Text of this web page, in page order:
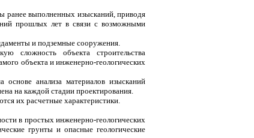
ранее выполненных изысканий, приводя
прошлых лет в связи с возможными
и подземные сооружения.
сложность объекта строительства
объекта и инженерно-геологических
основе анализа материалов изысканий
на каждой стадии проектирования.
их расчетные характеристики.
в простых инженерно-геологических
грунты и опасные геологические